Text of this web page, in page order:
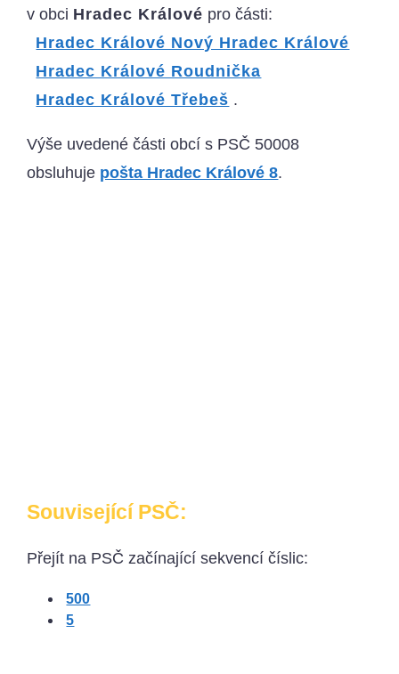
v obci Hradec Králové pro části:
Hradec Králové Nový Hradec Králové
Hradec Králové Roudnička
Hradec Králové Třebeš .
Výše uvedené části obcí s PSČ 50008
obsluhuje pošta Hradec Králové 8.
Související PSČ:
Přejít na PSČ začínající sekvencí číslic:
500
5